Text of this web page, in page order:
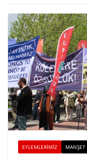
EYLEMLERIMIZ MANŞET